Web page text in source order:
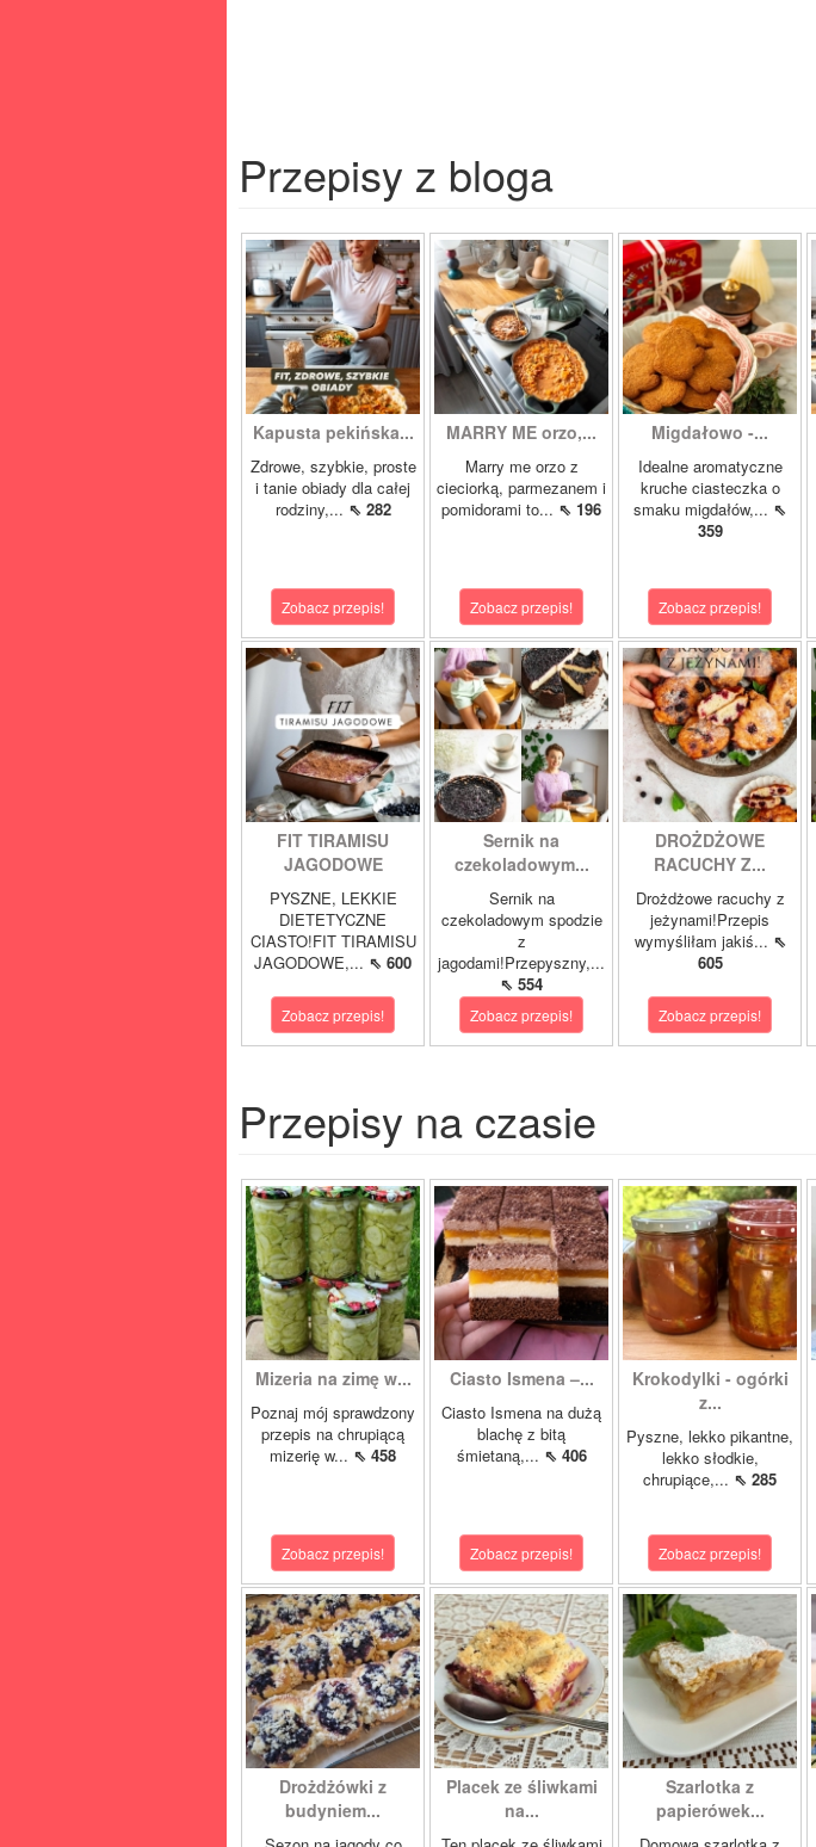
Przepisy z bloga
Kapusta pekińska...
Zdrowe, szybkie, proste
i tanie obiady dla całej
rodziny,... ⇖ 282
Zobacz przepis!
MARRY ME orzo,...
Marry me orzo z
cieciorką, parmezanem i
pomidorami to... ⇖ 196
Zobacz przepis!
Migdałowo -...
Idealne aromatyczne
kruche ciasteczka o
smaku migdałów,... ⇖
359
Zobacz przepis!
FIT TIRAMISU
JAGODOWE
PYSZNE, LEKKIE
DIETETYCZNE
CIASTO!FIT TIRAMISU
JAGODOWE,... ⇖ 600
Zobacz przepis!
Sernik na
czekoladowym...
Sernik na
czekoladowym spodzie
z
jagodami!Przepyszny,...
⇖ 554
Zobacz przepis!
DROŻDŻOWE
RACUCHY Z...
Drożdżowe racuchy z
jeżynami!Przepis
wymyśliłam jakiś... ⇖
605
Zobacz przepis!
Przepisy na czasie
Mizeria na zimę w...
Poznaj mój sprawdzony
przepis na chrupiącą
mizerię w... ⇖ 458
Zobacz przepis!
Ciasto Ismena –...
Ciasto Ismena na dużą
blachę z bitą
śmietaną,... ⇖ 406
Zobacz przepis!
Krokodylki - ogórki
z...
Pyszne, lekko pikantne,
lekko słodkie,
chrupiące,... ⇖ 285
Zobacz przepis!
Drożdżówki z
budyniem...
Placek ze śliwkami
na...
Szarlotka z
papierówek...